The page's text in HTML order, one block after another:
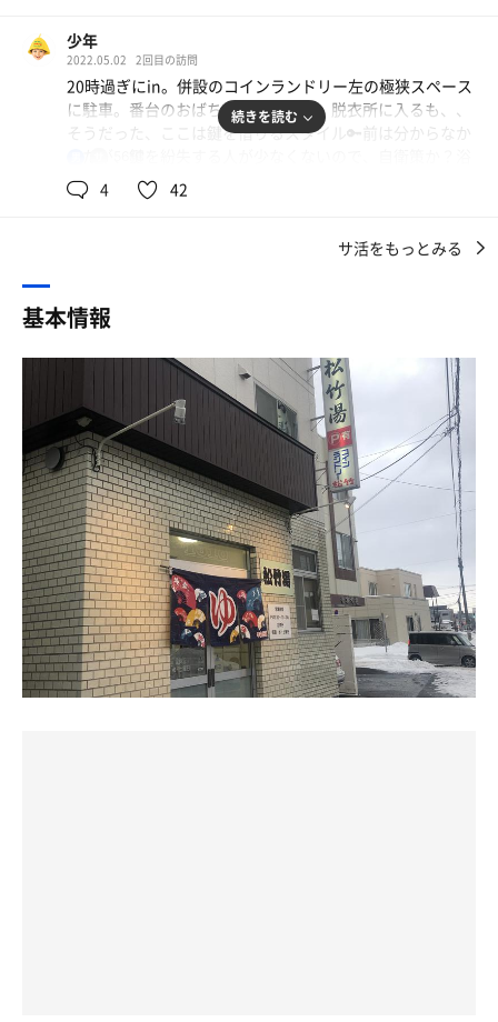
♨️ ♨️ ♨️ ♨️ ♨️ ♨️
クリーム色を基調とした明るくてキレイな浴室は、カラ
ンや浴槽があってもよさそうな中央部分に何にもなく、床
飲料水も出しっぱなしなら冷たくてgood👍
男湯全体で４人だけなのに、侘しさや悲壮感ゼロ。
呂は、よく見ると水風呂じゃなくて電気風呂だった。
あー、ここ、水風呂が無い‥‥？
♨️ ♨️ ♨️ ♨️ ♨️ ♨️
水枕つきのバイブラ主浴槽から隣の窓が曇ったハウスに
入ると、ムワワッとよいスチーム！
白い椅子が２脚、直角に置かれてる。座り心地良し！
スパ・アルパのクナイプトシャワー（個室水滴シャワー
部屋）とスチームサウナを同時に思い浮かべる😌
温度50℃、湿度56％！
マットを外れたところの床はアッチアチ！
外は真っ白で見えないよ。
数日前からイロイロ考え
シュミレーションしてました(笑)
暖簾をくぐり、いざ出陣！！
最近気づき始めたのが
キレイな浴室で洗体し…
まずは浴槽で体を温めサウナへ…
ガラスばりのサウナは…
バルコニー？
喫煙所？みたいな雰囲気で…
サウナ内はプラ椅子が3脚！
とりあえず蒸されよう…
………15分…出るか…
水シャワー浴びてあしたのジョー！！
……物足りない…
２セット目
まぁまぁ予想してましたよ
最悪の状態を…
こんなことあるかと思い
少年
2022.05.02 2回目の訪問
20時過ぎにin。併設のコインランドリー左の極狭スペース
に駐車。番台のおばちゃんにご挨拶、脱衣所に入るも、、
そうだった、ここは鍵を借りるスタイル🔑前は分からなか
先客3〜4名、浴室の真ん中の椅子と桶の島より椅子を持
つ。桶は使わない派。子ども用？のプーさんにほっこり。
が置けるのが嬉しい。タイルの目地もキレイに磨かれ、清
後、スチームサウナへ。入って右の椅子に腰掛ける。とに
ーが出るタイプではなく、常時シューっと蒸発している。
癒しのスチームではなく、暴力的スチーム。水風呂はない
ので、出たとこの水シャワーにてクールダウン🐧16〜7℃
で、ヒヤッとしなくてよき。首〜後頭部付近にシャワーを
当て続けると、休憩時に爽快感が訪れる。休憩は主浴槽の
縁にて。2セット目は、入って奥の椅子にて。こちらは、
ふくらはぎへのダメージ少ない。スチームなのに、心拍数
130超え。下手なドライより、全然よいのでは？水シャワ
ーのため、体温が下がり足りないため、長めの休憩を要す
る。浴室入口付近に、銭湯では珍しい整いイスが❣️体を拭
いて顔を上げると、どこからか心地よい風が。ああ、ちゃ
んと換気口の下にイス置いてくれてるのね。3セット目は
他の方と2人にて、スチームで曇って視界が悪いので、逆
に自分の世界没入しやすくよき。湿度はMAX50%振り切
り、計測不能。16/30
続きを読む
4 42
サ活をもっとみる
基本情報